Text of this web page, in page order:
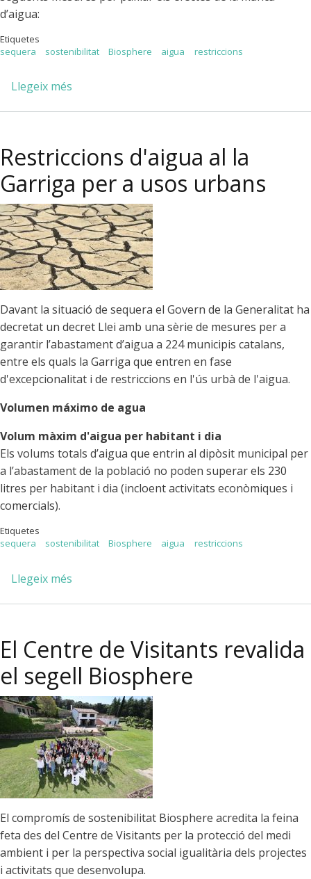
d’aigua:
Etiquetes
sequera
sostenibilitat Biosphere aigua restriccions
Llegeix més
la
davant
la
situació
d'emergència
Restriccions d'aigua al la
Garriga per a usos urbans
Davant la situació de sequera el Govern de la Generalitat ha
decretat un decret Llei amb una sèrie de mesures per a
garantir l’abastament d’aigua a 224 municipis catalans,
entre els quals la Garriga que entren en fase
d'excepcionalitat i de restriccions en l'ús urbà de l'aigua.
Volumen máximo de agua
Volum màxim d'aigua per habitant i dia
Els volums totals d’aigua que entrin al dipòsit municipal per
a l’abastament de la població no poden superar els 230
litres per habitant i dia (incloent activitats econòmiques i
comercials).
Etiquetes
sequera
sostenibilitat Biosphere aigua restriccions
Llegeix més
la
Garriga
per
a
usos
urbans
El Centre de Visitants revalida
el segell Biosphere
El compromís de sostenibilitat Biosphere acredita la feina
feta des del Centre de Visitants per la protecció del medi
ambient i per la perspectiva social igualitària dels projectes
i activitats que desenvolupa.